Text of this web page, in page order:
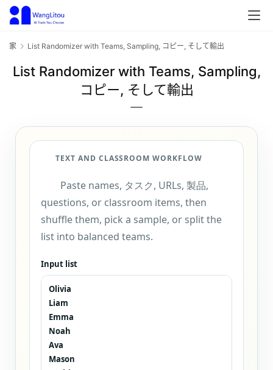
家 List Randomizer with Teams, Sampling, コピー, そして輸出
List Randomizer with Teams, Sampling,
コピー, そして輸出
TEXT AND CLASSROOM WORKFLOW
Paste names, タスク, URLs, 製品,
questions, or classroom items, then
shuffle them, pick a sample, or split the
list into balanced teams.
Input list